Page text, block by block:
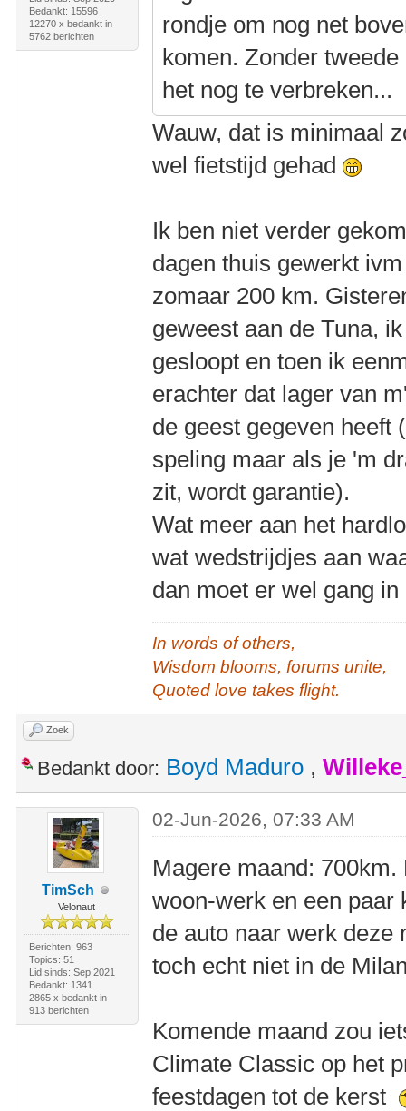
Bedankt: 15596
12270 x bedankt in
5762 berichten
rondje om nog net
komen. Zonder
het nog te verbreken...
Wauw, dat is minimaal
wel fietstijd gehad
Ik ben niet verder
dagen thuis gewerkt
zomaar 200 km.
geweest aan de Tuna,
gesloopt en toen ik
erachter dat lager van
de geest gegeven heeft
speling maar als je 'm
zit, wordt garantie).
Wat meer aan het
wat wedstrijdjes aan
dan moet er wel gang
In words of others,
Wisdom blooms, forums unite,
Quoted love takes flight.
Zoek
Bedankt door: Boyd Maduro ,
TimSch
Velonaut
Berichten: 963
Topics: 51
Lid sinds: Sep 2021
Bedankt: 1341
2865 x bedankt in
913 berichten
02-Jun-2026, 07:33 AM
Magere maand:
woon-werk en een paar
de auto naar werk deze
toch echt niet in de
Komende maand zou
Climate Classic op het
feestdagen tot de kerst